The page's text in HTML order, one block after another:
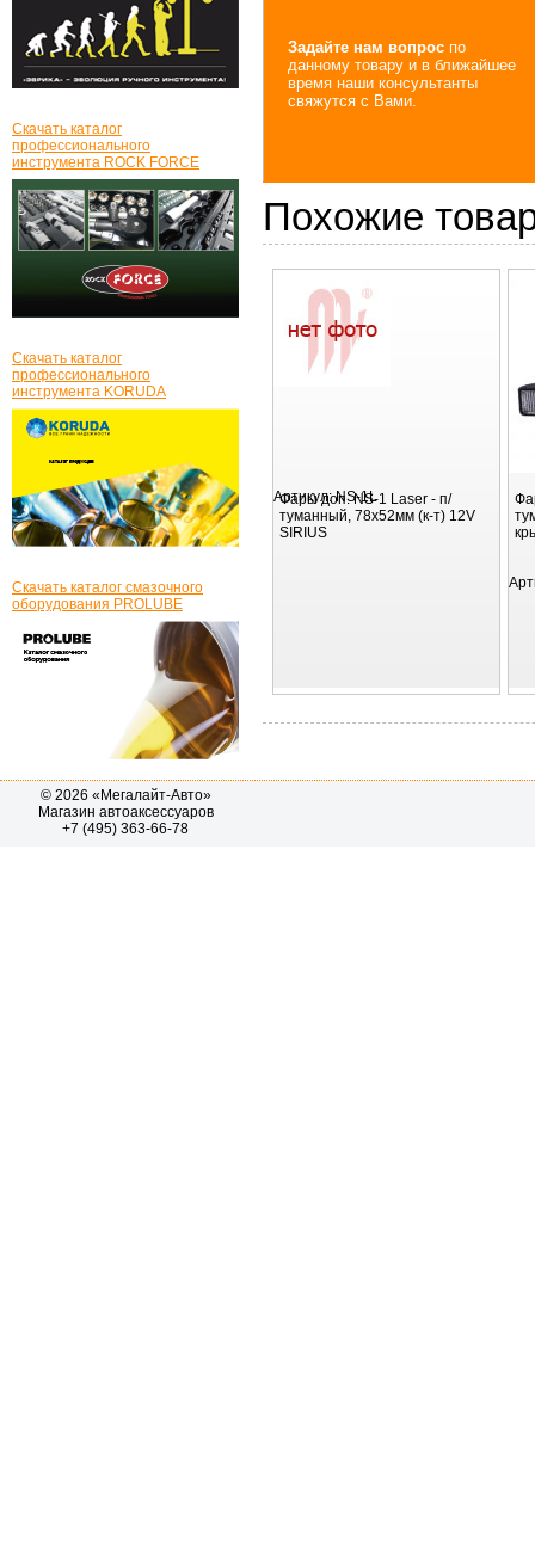
Задайте нам вопрос по
данному товару и в ближайшее
время наши консультанты
свяжутся с Вами.
Похожие
Фары доп. NS-1 Laser - п/
туманный, 78х52мм (к-т) 12V
SIRIUS
Артикул:NS-1L
Скачать каталог
профессионального
инструмента ROCK FORCE
Скачать каталог
профессионального
инструмента KORUDA
Скачать каталог смазочного
оборудования PROLUBE
© 2026 «Мегалайт-Авто»
Магазин автоаксессуаров
+7 (495) 363-66-78